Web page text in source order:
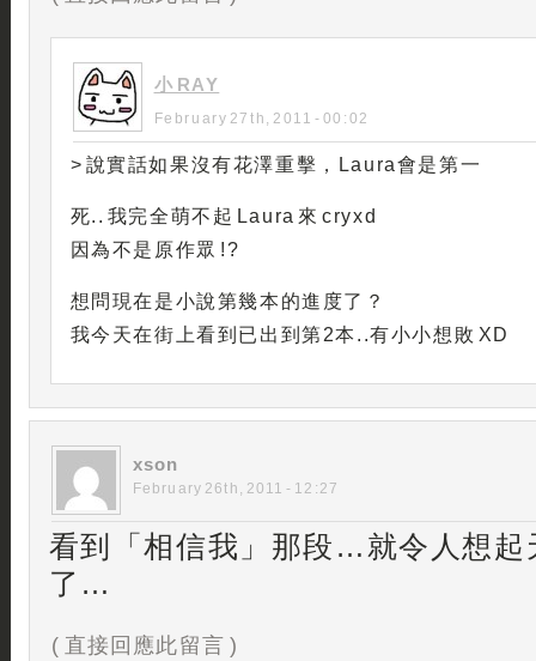
小 RAY
February 27th, 2011 - 00:02
> 說實話如果沒有花澤重擊，Laura會是第一
死.. 我完全萌不起 Laura 來 cryxd
因為不是原作眾 !?
想問現在是小說第幾本的進度了？
我今天在街上看到已出到第2本..有小小想敗 XD
xson
February 26th, 2011 - 12:27
看到「相信我」那段…就令人想起
了…
( 直接回應此留言 )